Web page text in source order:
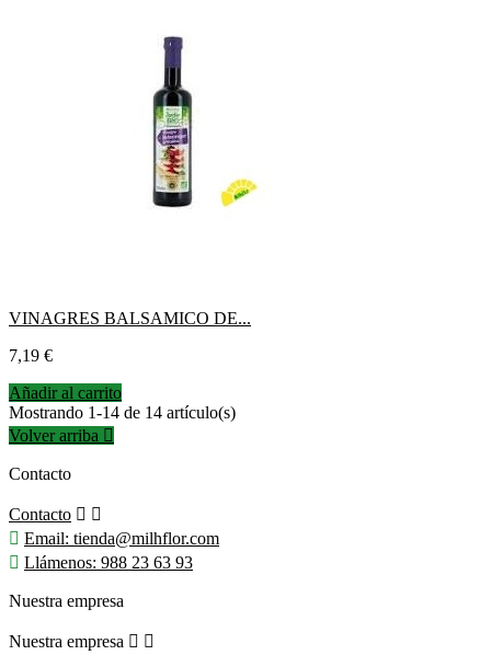
VINAGRES BALSAMICO DE...
Precio
7,19 €
Añadir al carrito
Mostrando 1-14 de 14 artículo(s)
Volver arriba 
Contacto
Contacto  
 Email: tienda@milhflor.com
 Llámenos: 988 23 63 93
Nuestra empresa
Nuestra empresa  